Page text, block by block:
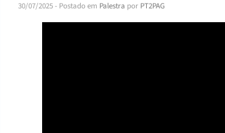
30/07/2025- Postado em Palestra por PT2PAG